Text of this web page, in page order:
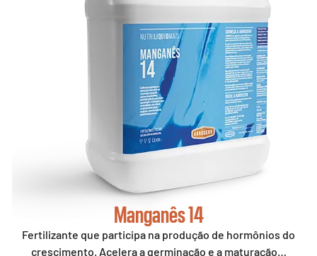
Manganês 14
Fertilizante que participa na produção de hormônios do
crescimento. Acelera a germinação e a maturação…